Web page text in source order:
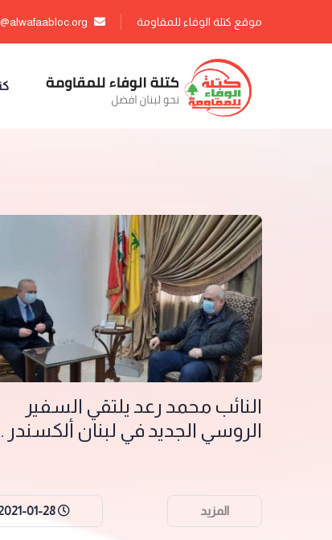
موقع كتلة الوفاء للمقاومة
النائب محمد رعد يلتقي السفير
الروسي الجديد في لبنان ألكسندر
المزيد